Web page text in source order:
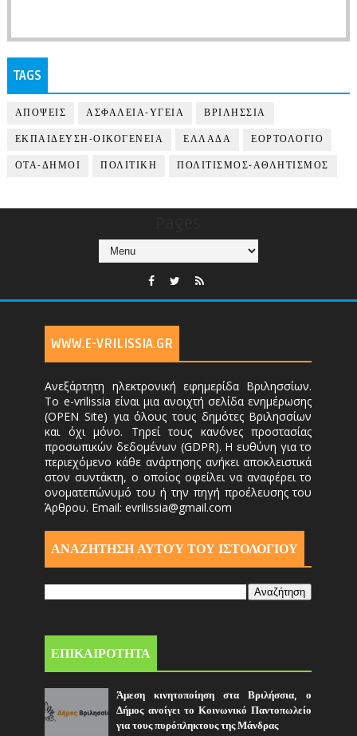
TAGS
ΑΠΟΨΕΙΣ ΑΣΦΑΛΕΙΑ-ΥΓΕΙΑ ΒΡΙΛΗΣΣΙΑ
ΕΚΠΑΙΔΕΥΣΗ-ΟΙΚΟΓΕΝΕΙΑ ΕΛΛΑΔΑ ΕΟΡΤΟΛΟΓΙΟ
ΟΤΑ-ΔΗΜΟΙ ΠΟΛΙΤΙΚΗ ΠΟΛΙΤΙΣΜΟΣ-ΑΘΛΗΤΙΣΜΟΣ
WWW.E-VRILISSIA.GR
Ανεξάρτητη ηλεκτρονική εφημερίδα Βριλησσίων.
Το e-vrilissia είναι μια ανοιχτή σελίδα ενημέρωσης
(OPEN Site) για όλους τους δημότες Βριλησσίων
και όχι μόνο. Τηρεί τους κανόνες προστασίας
προσωπικών δεδομένων (GDPR). Η ευθύνη για το
περιεχόμενο κάθε ανάρτησης ανήκει αποκλειστικά
στον συντάκτη, ο οποίος οφείλει να αναφέρει το
ονοματεπώνυμό του ή την πηγή προέλευσης του
Άρθρου. Email: evrilissia@gmail.com
ΑΝΑΖΗΤΗΣΗ ΑΥΤΟΎ ΤΟΥ ΙΣΤΟΛΟΓΙΟΥ
ΕΠΙΚΑΙΡΟΤΗΤΑ
Άμεση κινητοποίηση στα Βριλήσσια, ο
Δήμος ανοίγει το Κοινωνικό Παντοπωλείο
για τους πυρόπληκτους της Μάνδρας